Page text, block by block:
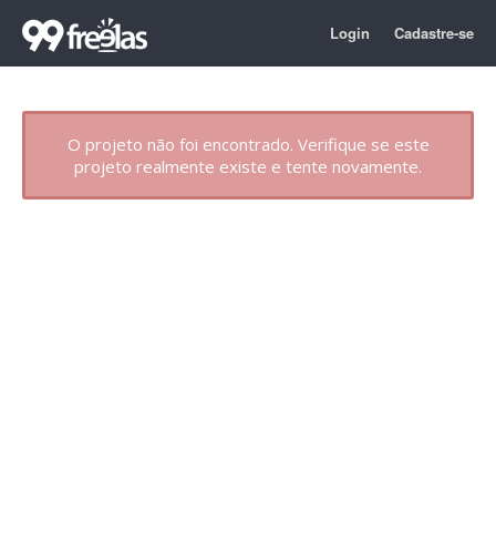
Login Cadastre-se
O projeto não foi encontrado. Verifique se este
projeto realmente existe e tente novamente.